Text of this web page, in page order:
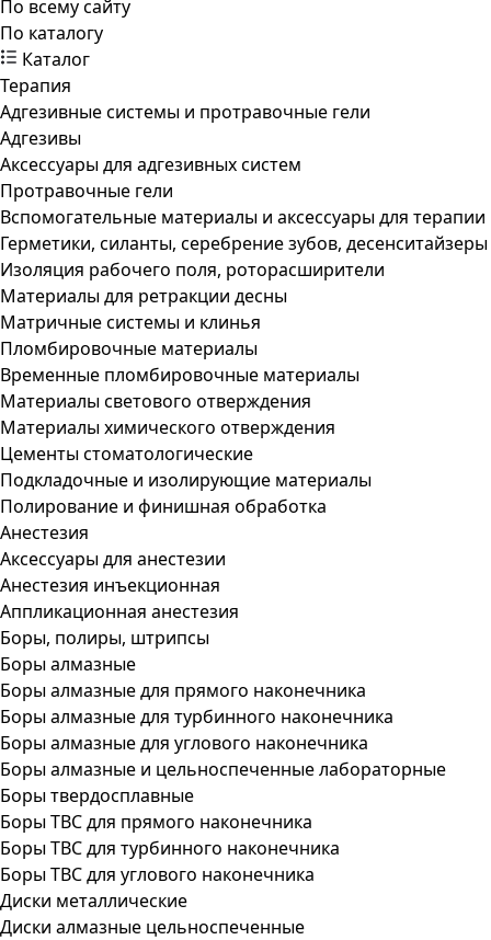
По всему сайту
По каталогу
Каталог
Терапия
Адгезивные системы и протравочные гели
Адгезивы
Аксессуары для адгезивных систем
Протравочные гели
Вспомогательные материалы и аксессуары для терапии
Герметики, силанты, серебрение зубов, десенситайзеры
Изоляция рабочего поля, роторасширители
Материалы для ретракции десны
Матричные системы и клинья
Пломбировочные материалы
Временные пломбировочные материалы
Материалы светового отверждения
Материалы химического отверждения
Цементы стоматологические
Подкладочные и изолирующие материалы
Полирование и финишная обработка
Анестезия
Аксессуары для анестезии
Анестезия инъекционная
Аппликационная анестезия
Боры, полиры, штрипсы
Боры алмазные
Боры алмазные для прямого наконечника
Боры алмазные для турбинного наконечника
Боры алмазные для углового наконечника
Боры алмазные и цельноспеченные лабораторные
Боры твердосплавные
Боры ТВС для прямого наконечника
Боры ТВС для турбинного наконечника
Боры ТВС для углового наконечника
Диски металлические
Диски алмазные цельноспеченные